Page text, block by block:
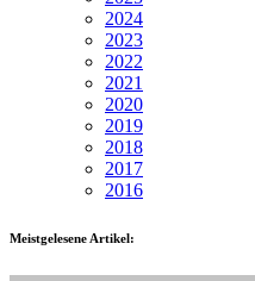
2024
2023
2022
2021
2020
2019
2018
2017
2016
Meistgelesene Artikel: